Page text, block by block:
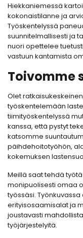
Hiekkaniemessä
kokonaistilanne ja
Työskentelyssä
suunnitelmallisesti ja
nuori opettelee
vastuun kantamista
Toivomme
Olet
työskentelemään
tiimityöskentelyssä
kanssa, että pystyt
katsomme
päihdehoitotyöhön,
kokemuksen
Meillä saat tehdä
monipuolisesti omaa
työssäsi.
erityisosaamisalat ja
joustavasti
työjärjestelyitä.